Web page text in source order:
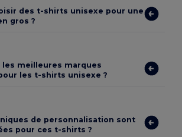
des t-shirts unisexe pour une
gros ?
les meilleures marques
les t-shirts unisexe ?
de personnalisation sont
pour ces t-shirts ?